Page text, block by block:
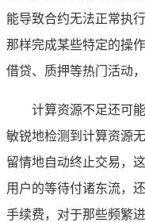
能导致合约无法正常执
那样完成某些特定的操
借贷、质押等热门活动
计算资源不足还可
敏锐地检测到计算资源
留情地自动终止交易，
用户的等待付诸东流，
手续费，对于那些频繁